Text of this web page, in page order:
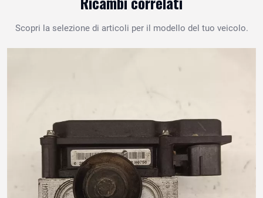
Scopri la selezione di articoli per il modello del tuo veicolo.